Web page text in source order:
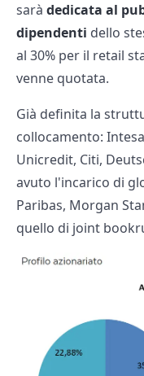
sarà dedicata al
dipendenti dello
al 30% per il retail
venne quotata.
Già definita la
collocamento:
Unicredit, Citi,
avuto l'incarico di
Paribas, Morgan
quello di joint